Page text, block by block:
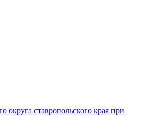
округа ставропольского края при